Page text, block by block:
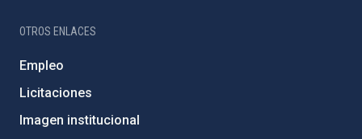
OTROS ENLACES
Empleo
Licitaciones
Imagen institucional